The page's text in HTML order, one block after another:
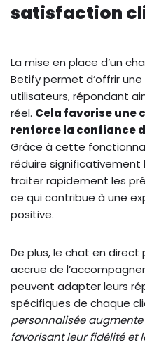
satisfaction
La mise en place d’un
Betify permet d’offrir
utilisateurs, répondant
réel. Cela favorise une
renforce la confiance
Grâce à cette
réduire
traiter rapidement les
ce qui contribue à une
positive.
De plus, le chat en
accrue de
peuvent adapter leurs
spécifiques de chaque
personnalisée
favorisant leur fidélité et